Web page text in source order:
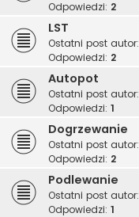
Odpowiedzi: 2
LST
Ostatni post autor:
Odpowiedzi: 2
Autopot
Ostatni post autor:
Odpowiedzi: 1
Dogrzewanie
Ostatni post autor:
Odpowiedzi: 2
Podlewanie
Ostatni post autor:
Odpowiedzi: 1